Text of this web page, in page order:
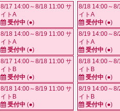
8/17 14:00～8/18 11:00 サ
イトA
受付中 (●)
8/18 14:00～8/19 11:00 サ
イトA
受付中 (●)
8/17 14:00～8/18 11:00 サ
イトB
受付中 (●)
8/18 14:00～8/19 11:00 サ
イトB
受付中 (●)
8/18 14:00～
イトA
受付中 (●)
8/19 14:00～
イトA
受付中 (●)
8/18 14:00～
イトB
受付中 (●)
8/19 14:00～
イトB
受付中 (●)